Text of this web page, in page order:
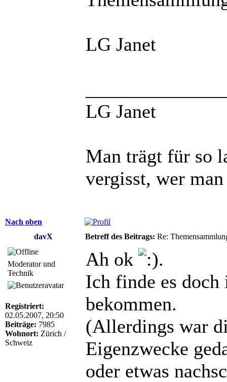
LG Janet
LG Janet
Man trägt für so
vergisst, wer
Nach oben
davX
Betreff des Beitrags: Re:
Moderator und
Technik
Registriert:
02.05.2007, 20:50
Beiträge: 7985
Wohnort: Zürich /
Schweiz
Ah ok
.
Ich finde es doch
bekommen.
(Allerdings war
Eigenzwecke
oder etwas